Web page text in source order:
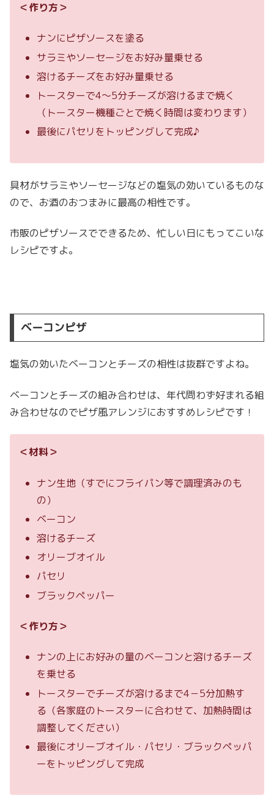
＜作り方＞
ナンにピザソースを塗る
サラミやソーセージをお好み量乗せる
溶けるチーズをお好み量乗せる
トースターで4～5分チーズが溶けるまで焼く
（トースター機種ごとで焼く時間は変わります）
最後にパセリをトッピングして完成♪
具材がサラミやソーセージなどの塩気の効いているものな
ので、お酒のおつまみに最高の相性です。
市販のピザソースでできるため、忙しい日にもってこいな
レシピですよ。
ベーコンピザ
塩気の効いたベーコンとチーズの相性は抜群ですよね。
ベーコンとチーズの組み合わせは、年代問わず好まれる組
み合わせなのでピザ風アレンジにおすすめレシピです！
＜材料＞
ナン生地（すでにフライパン等で調理済みのも
の）
ベーコン
溶けるチーズ
オリーブオイル
パセリ
ブラックペッパー
＜作り方＞
ナンの上にお好みの量のベーコンと溶けるチーズ
を乗せる
トースターでチーズが溶けるまで4－5分加熱す
る（各家庭のトースターに合わせて、加熱時間は
調整してください）
最後にオリーブオイル・パセリ・ブラックペッパ
ーをトッピングして完成